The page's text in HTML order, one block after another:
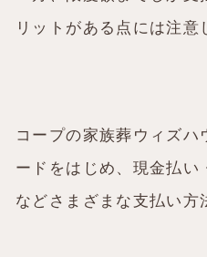
リットがある点には注意
コープの家族葬ウィズハ
ードをはじめ、現金払い
などさまざまな支払い方